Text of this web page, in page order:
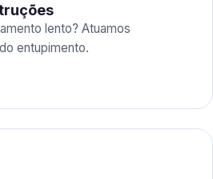
lento? Atuamos
entupimento.